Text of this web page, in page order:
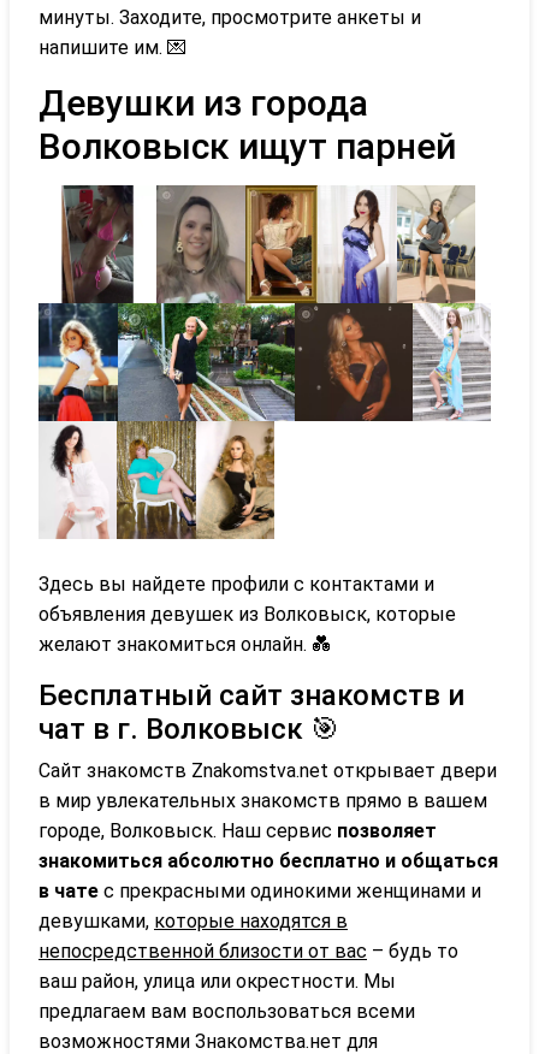
минуты. Заходите, просмотрите анкеты и
напишите им. 💌
Девушки из города
Волковыск ищут парней
Здесь вы найдете профили с контактами и
объявления девушек из Волковыск, которые
желают знакомиться онлайн. 💑
Бесплатный сайт знакомств и
чат в г. Волковыск 🎯
Сайт знакомств Znakomstva.net открывает двери
в мир увлекательных знакомств прямо в вашем
городе, Волковыск. Наш сервис позволяет
знакомиться абсолютно бесплатно и общаться
в чате с прекрасными одинокими женщинами и
девушками, которые находятся в
непосредственной близости от вас – будь то
ваш район, улица или окрестности. Мы
предлагаем вам воспользоваться всеми
возможностями Знакомства.нет для